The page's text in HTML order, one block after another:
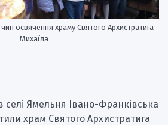
освячення храму Святого Архистратига
Михаїла
селі Ямельня Івано-Франківська
храм Святого Архистратига